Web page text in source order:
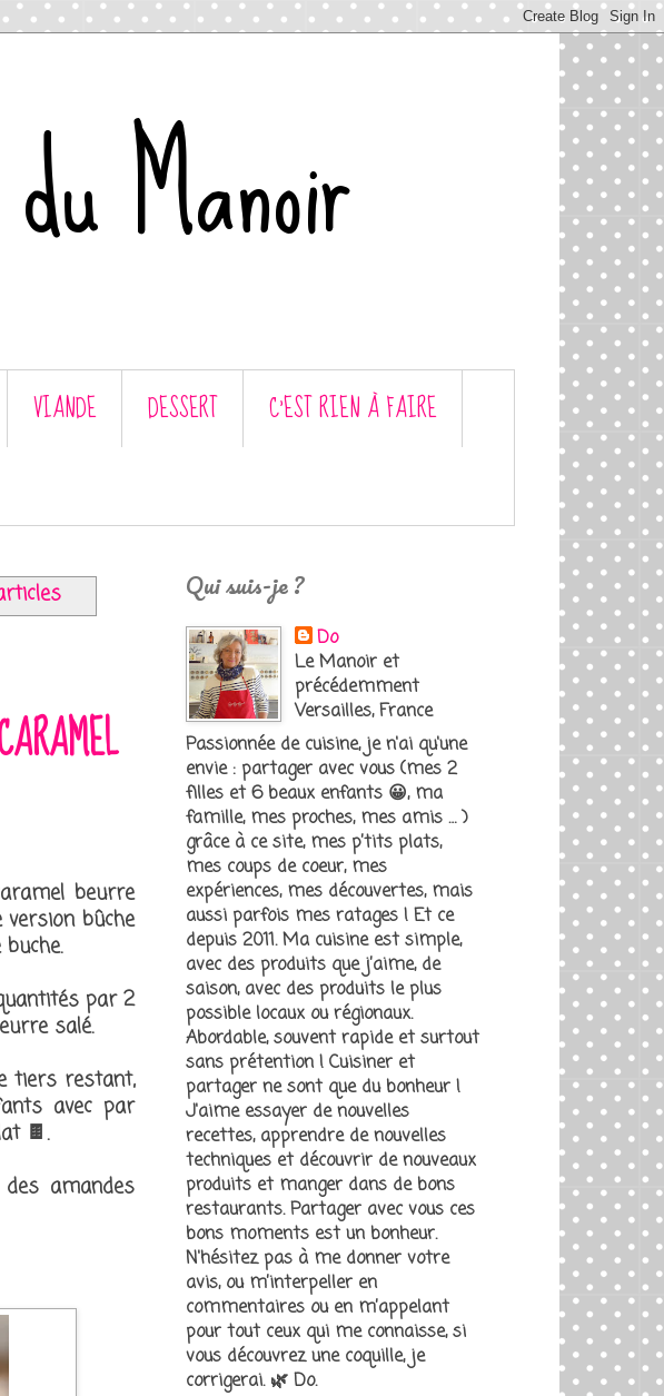
Manoir
VIANDE DESSERT
C’EST RIEN À FAIRE
beurre
version bûche
par 2
salé.
tiers restant,
avec par
🍫.
amandes
Qui suis-je ?
Do
Le Manoir et
précédemment
Versailles, France
Passionnée de cuisine, je n'ai qu'une
envie : partager avec vous (mes 2
filles et 6 beaux enfants 😀, ma
famille, mes proches, mes amis … )
grâce à ce site, mes p’tits plats,
mes coups de coeur, mes
expériences, mes découvertes, mais
aussi parfois mes ratages ! Et ce
depuis 2011. Ma cuisine est simple,
avec des produits que j’aime, de
saison, avec des produits le plus
possible locaux ou régionaux.
Abordable, souvent rapide et surtout
sans prétention ! Cuisiner et
partager ne sont que du bonheur !
J'aime essayer de nouvelles
recettes, apprendre de nouvelles
techniques et découvrir de nouveaux
produits et manger dans de bons
restaurants. Partager avec vous ces
bons moments est un bonheur.
N'hésitez pas à me donner votre
avis, ou m’interpeller en
commentaires ou en m’appelant
pour tout ceux qui me connaisse, si
vous découvrez une coquille, je
corrigerai. 🌿 Do.